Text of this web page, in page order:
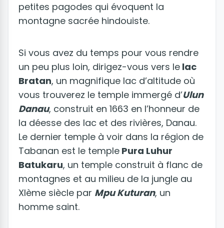
petites pagodes qui évoquent la
montagne sacrée hindouiste.
Si vous avez du temps pour vous rendre
un peu plus loin, dirigez-vous vers le lac
Bratan, un magnifique lac d’altitude où
vous trouverez le temple immergé d’Ulun
Danau, construit en 1663 en l’honneur de
la déesse des lac et des rivières, Danau.
Le dernier temple à voir dans la région de
Tabanan est le temple Pura Luhur
Batukaru, un temple construit à flanc de
montagnes et au milieu de la jungle au
XIème siècle par Mpu Kuturan, un
homme saint.